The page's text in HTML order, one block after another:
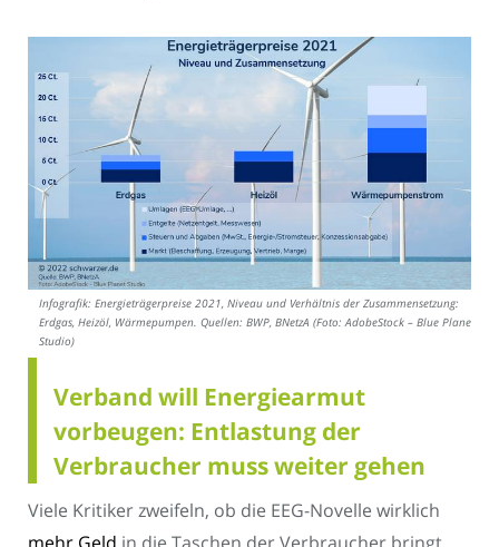
Infografik: Energieträgerpreise 2021, Niveau und Verhältnis der Zusammensetzung:
Erdgas, Heizöl, Wärmepumpen. Quellen: BWP, BNetzA (Foto: AdobeStock – Blue Planet
Studio)
Verband will Energiearmut
vorbeugen: Entlastung der
Verbraucher muss weiter gehen
Viele Kritiker zweifeln, ob die EEG-Novelle wirklich